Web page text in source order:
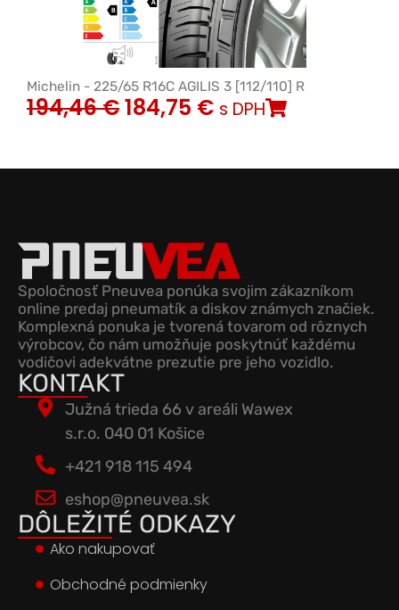
Michelin - 225/65 R16C AGILIS 3 [112/110] R
194,46€184,75 € s DPH
Spoločnosť Pneuvea ponúka svojim zákazníkom
online predaj pneumatík a diskov známych značiek.
Komplexná ponuka je tvorená tovarom od rôznych
výrobcov, čo nám umožňuje poskytnúť každému
vodičovi adekvátne prezutie pre jeho vozidlo.
KONTAKT
Južná trieda 66 v areáli Wawex
s.r.o. 040 01 Košice
+421 918 115 494
eshop@pneuvea.sk
DÔLEŽITÉ ODKAZY
Ako nakupovať
Obchodné podmienky